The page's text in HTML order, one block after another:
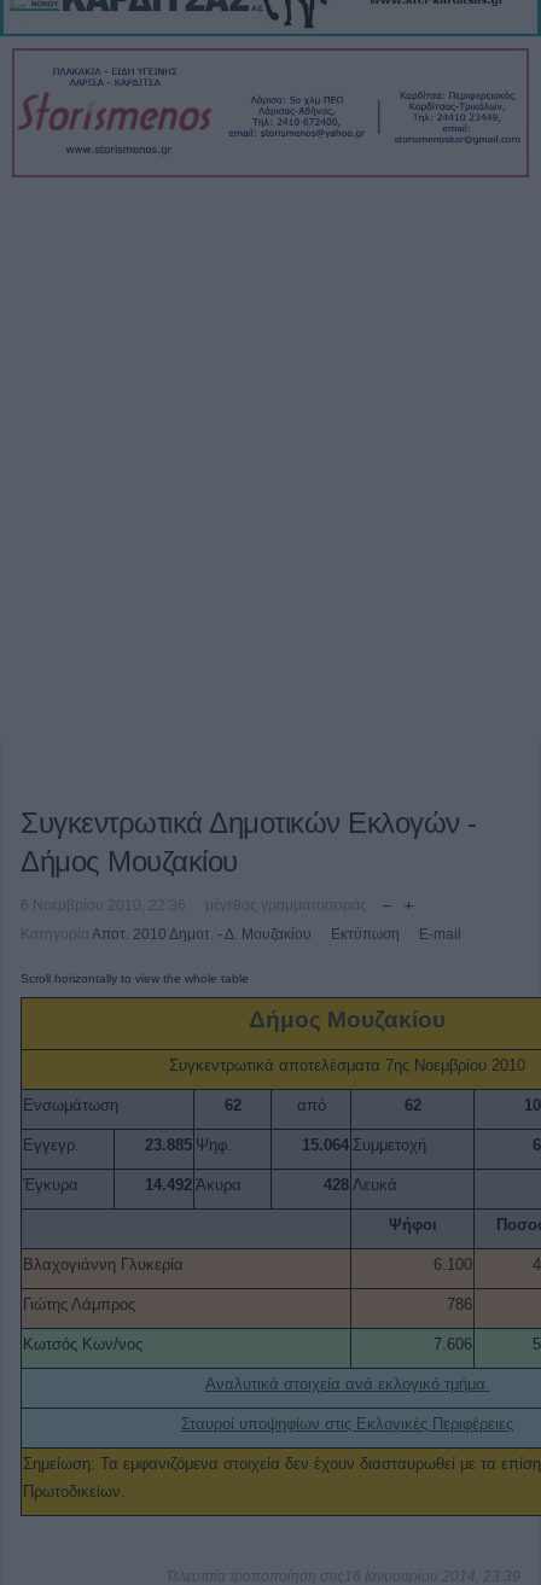
Συγκεντρωτικά Δημοτικών Εκλογών -
Δήμος Μουζακίου
6 Νοεμβρίου 2010, 22:36
μέγεθος γραμματοσειράς
Κατηγορία Αποτ. 2010 Δημοτ. - Δ. Μουζακίου Εκτύπωση E-mail
Δήμος Μουζακίου
Συγκεντρωτικά αποτελέσματα 7ης Νοεμβρίου 2010
Ενσωμάτωση 62 από 62
Εγγεγρ. 23.885 Ψηφ. 15.064 Συμμετοχή
Έγκυρα 14.492 Άκυρα 428 Λευκά
Ψήφοι
Βλαχογιάννη Γλυκερία 6.100
Γιώτης Λάμπρος 786
Κωτσός Κων/νος 7.606
Αναλυτικά στοιχεία ανά εκλογικό τμήμα
Σταυροί υποψηφίων στις Εκλογικές Περιφέρειες
Σημείωση: Τα εμφανιζόμενα στοιχεία δεν έχουν διασταυρωθεί με τα
Πρωτοδικείων.
Τελευταία τροποποίηση στις16 Ιανουαρίου 2014, 23:39